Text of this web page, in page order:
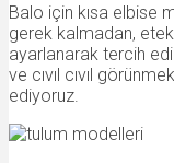
Balo için kısa elbise
gerek kalmadan,
ayarlanarak tercih
ve cıvıl cıvıl
ediyoruz.